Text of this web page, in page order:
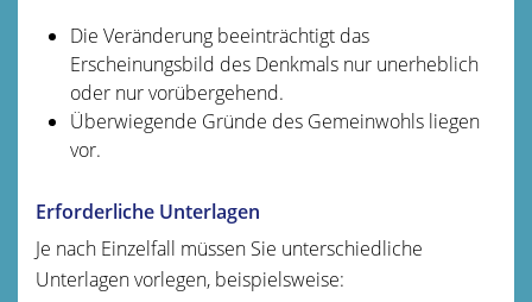
Die Veränderung beeinträchtigt das
Erscheinungsbild des Denkmals nur unerheblich
oder nur vorübergehend.
Überwiegende Gründe des Gemeinwohls liegen
vor.
Erforderliche Unterlagen
Je nach Einzelfall müssen Sie unterschiedliche
Unterlagen vorlegen, beispielsweise: